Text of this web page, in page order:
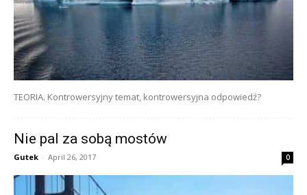
TEORIA. Kontrowersyjny temat, kontrowersyjna odpowiedź?
Nie pal za sobą mostów
Gutek - April 26, 2017 0